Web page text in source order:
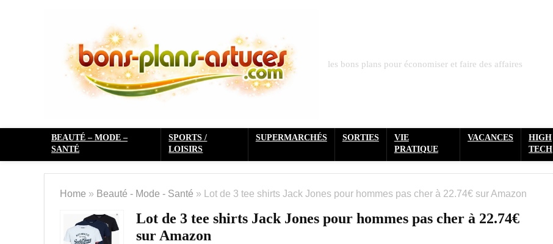
les bons plans pour économiser et faire des affaires
BEAUTÉ – MODE –
SANTÉ
SPORTS /
LOISIRS
SUPERMARCHÉS SORTIES
VIE
PRATIQUE
VACANCES
HIGH
TECH
Home » Beauté - Mode - Santé » Lot de 3 tee shirts Jack Jones pour hommes pas cher à 22.74€ sur Amazon
Lot de 3 tee shirts Jack Jones pour hommes pas cher à 22.74€
sur Amazon